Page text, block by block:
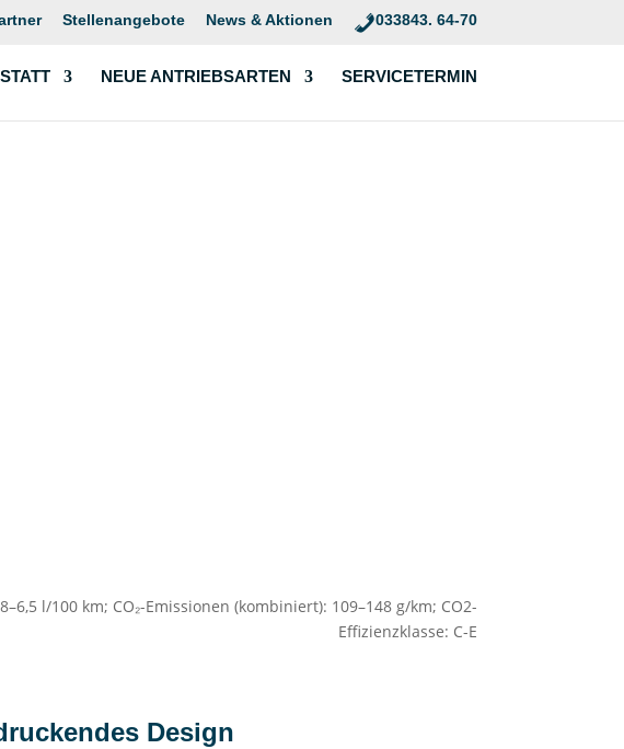
Stellenangebote News & Aktionen 033843. 64-70
NEUE ANTRIEBSARTEN SERVICETERMIN
l/100 km; CO₂-Emissionen (kombiniert): 109–148 g/km; CO2-
Effizienzklasse: C-E
Design